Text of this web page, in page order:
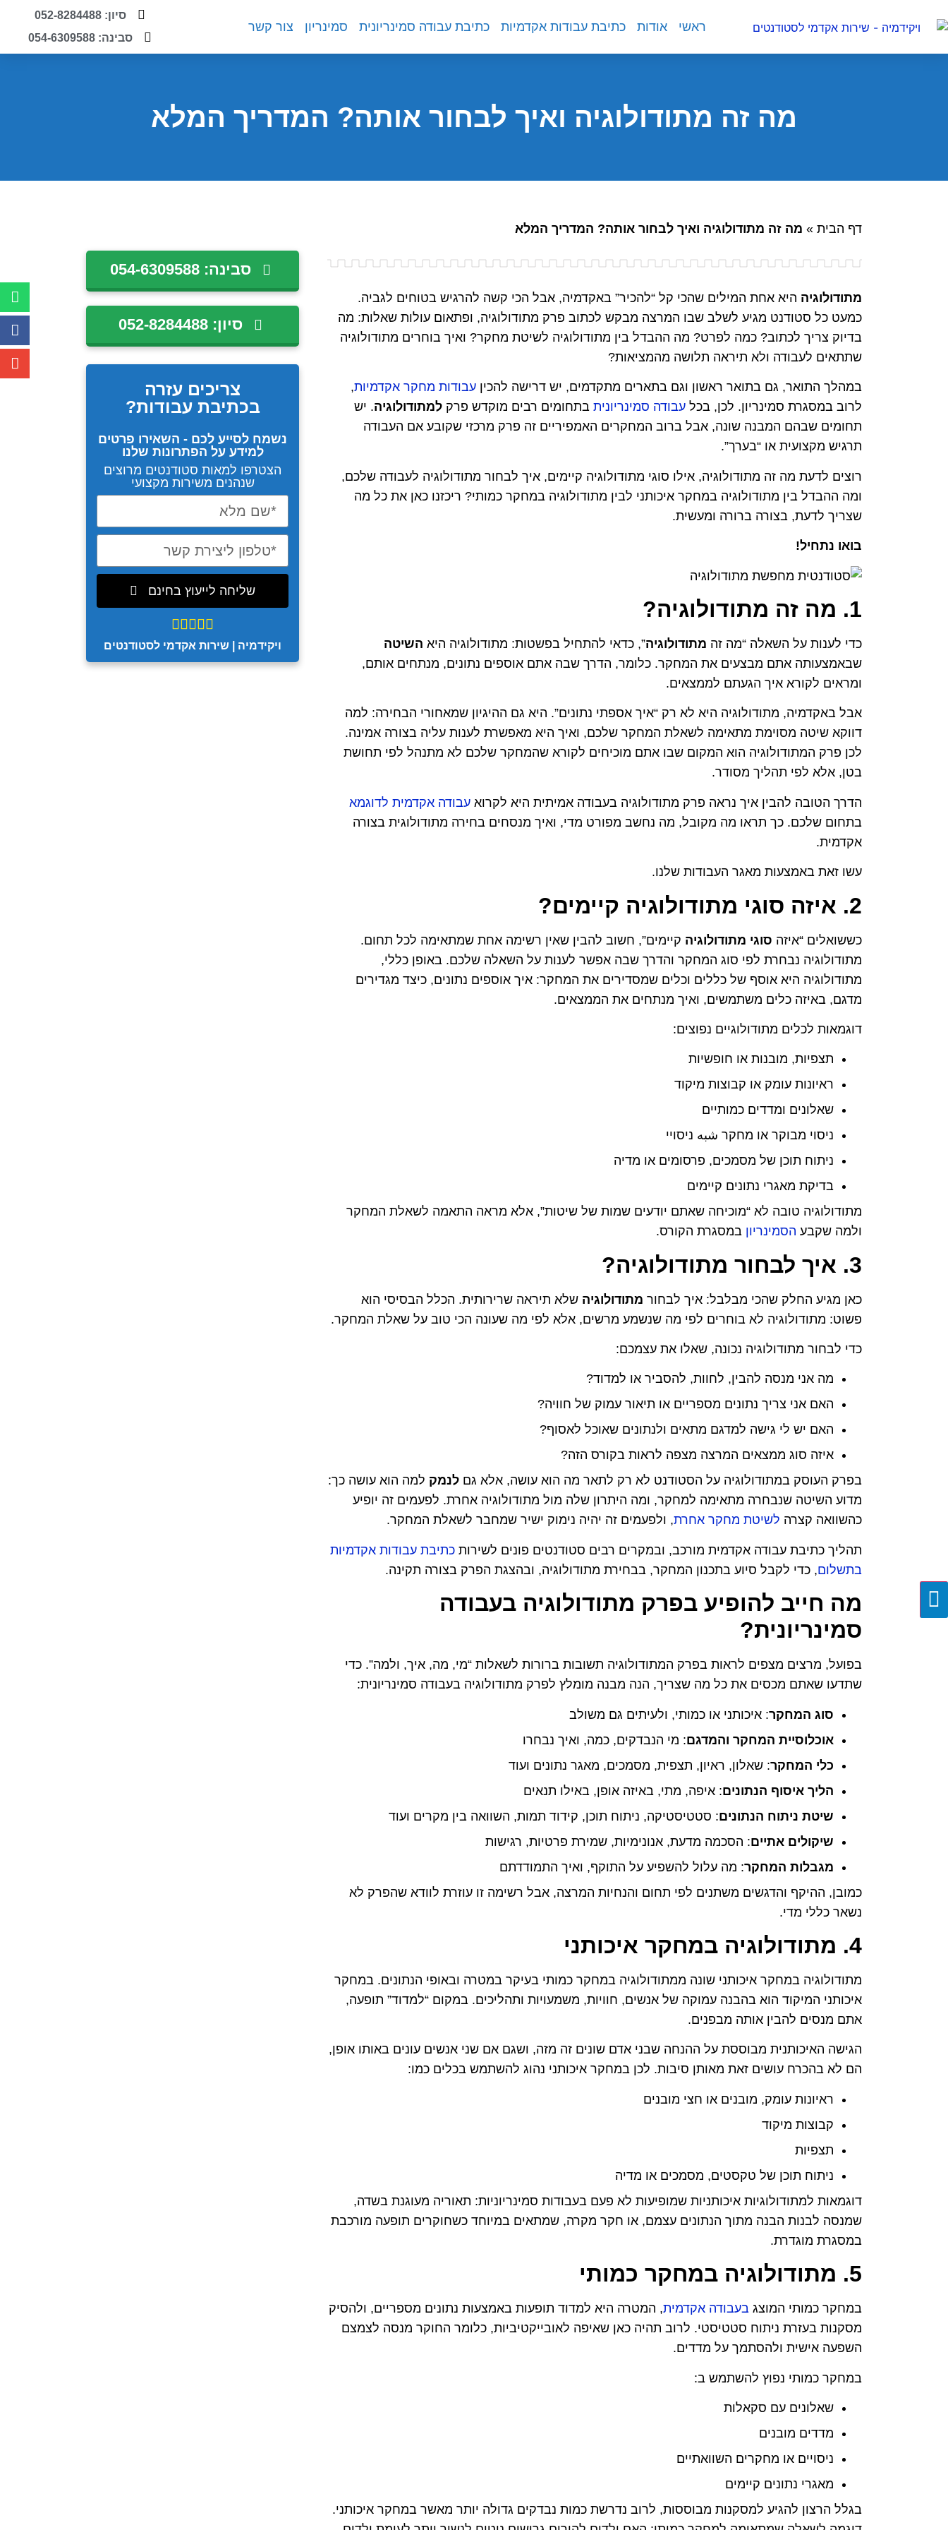
ראשי אודות כתיבת עבודות אקדמיות כתיבת עבודה סמינריונית סמינריון צור קשר
סיון: 052-8284488
סבינה: 054-6309588
מה זה מתודולוגיה ואיך לבחור אותה? המדריך המלא
דף הבית » מה זה מתודולוגיה ואיך לבחור אותה? המדריך המלא
מתודולוגיה היא אחת המילים שהכי קל “להכיר” באקדמיה, אבל הכי קשה להרגיש בטוחים לגביה.
כמעט כל סטודנט מגיע לשלב שבו המרצה מבקש לכתוב פרק מתודולוגיה, ופתאום עולות שאלות: מה
בדיוק צריך לכתוב? כמה לפרט? מה ההבדל בין מתודולוגיה לשיטת מחקר? ואיך בוחרים מתודולוגיה
שתתאים לעבודה ולא תיראה תלושה מהמציאות?
במהלך התואר, גם בתואר ראשון וגם בתארים מתקדמים, יש דרישה להכין עבודות מחקר אקדמיות,
לרוב במסגרת סמינריון. לכן, בכל עבודה סמינריונית בתחומים רבים מוקדש פרק למתודולוגיה. יש
תחומים שבהם המבנה שונה, אבל ברוב המחקרים האמפיריים זה פרק מרכזי שקובע אם העבודה
תרגיש מקצועית או “בערך”.
רוצים לדעת מה זה מתודולוגיה, אילו סוגי מתודולוגיה קיימים, איך לבחור מתודולוגיה לעבודה שלכם,
ומה ההבדל בין מתודולוגיה במחקר איכותני לבין מתודולוגיה במחקר כמותי? ריכזנו כאן את כל מה
שצריך לדעת, בצורה ברורה ומעשית.
בואו נתחיל!
1. מה זה מתודולוגיה?
כדי לענות על השאלה “מה זה מתודולוגיה”, כדאי להתחיל בפשטות: מתודולוגיה היא השיטה
שבאמצעותה אתם מבצעים את המחקר. כלומר, הדרך שבה אתם אוספים נתונים, מנתחים אותם,
ומראים לקורא איך הגעתם לממצאים.
אבל באקדמיה, מתודולוגיה היא לא רק “איך אספתי נתונים”. היא גם ההיגיון שמאחורי הבחירה: למה
דווקא שיטה מסוימת מתאימה לשאלת המחקר שלכם, ואיך היא מאפשרת לענות עליה בצורה אמינה.
לכן פרק המתודולוגיה הוא המקום שבו אתם מוכיחים לקורא שהמחקר שלכם לא מתנהל לפי תחושת
בטן, אלא לפי תהליך מסודר.
הדרך הטובה להבין איך נראה פרק מתודולוגיה בעבודה אמיתית היא לקרוא עבודה אקדמית לדוגמא
בתחום שלכם. כך תראו מה מקובל, מה נחשב מפורט מדי, ואיך מנסחים בחירה מתודולוגית בצורה
אקדמית.
עשו זאת באמצעות מאגר העבודות שלנו.
2. איזה סוגי מתודולוגיה קיימים?
כששואלים “איזה סוגי מתודולוגיה קיימים”, חשוב להבין שאין רשימה אחת שמתאימה לכל תחום.
מתודולוגיה נבחרת לפי סוג המחקר והדרך שבה אפשר לענות על השאלה שלכם. באופן כללי,
מתודולוגיה היא אוסף של כללים וכלים שמסדירים את המחקר: איך אוספים נתונים, כיצד מגדירים
מדגם, באיזה כלים משתמשים, ואיך מנתחים את הממצאים.
דוגמאות לכלים מתודולוגיים נפוצים:
תצפיות, מובנות או חופשיות
ראיונות עומק או קבוצות מיקוד
שאלונים ומדדים כמותיים
ניסוי מבוקר או מחקר شبه ניסויי
ניתוח תוכן של מסמכים, פרסומים או מדיה
בדיקת מאגרי נתונים קיימים
מתודולוגיה טובה לא “מוכיחה שאתם יודעים שמות של שיטות”, אלא מראה התאמה לשאלת המחקר
ולמה שקבע הסמינריון במסגרת הקורס.
3. איך לבחור מתודולוגיה?
כאן מגיע החלק שהכי מבלבל: איך לבחור מתודולוגיה שלא תיראה שרירותית. הכלל הבסיסי הוא
פשוט: מתודולוגיה לא בוחרים לפי מה שנשמע מרשים, אלא לפי מה שעונה הכי טוב על שאלת המחקר.
כדי לבחור מתודולוגיה נכונה, שאלו את עצמכם:
מה אני מנסה להבין, לחוות, להסביר או למדוד?
האם אני צריך נתונים מספריים או תיאור עמוק של חוויה?
האם יש לי גישה למדגם מתאים ולנתונים שאוכל לאסוף?
איזה סוג ממצאים המרצה מצפה לראות בקורס הזה?
בפרק העוסק במתודולוגיה על הסטודנט לא רק לתאר מה הוא עושה, אלא גם לנמק למה הוא עושה כך:
מדוע השיטה שנבחרה מתאימה למחקר, ומה היתרון שלה מול מתודולוגיה אחרת. לפעמים זה יופיע
כהשוואה קצרה לשיטת מחקר אחרת, ולפעמים זה יהיה נימוק ישיר שמחבר לשאלת המחקר.
תהליך כתיבת עבודה אקדמית מורכב, ובמקרים רבים סטודנטים פונים לשירות כתיבת עבודות אקדמיות
בתשלום, כדי לקבל סיוע בתכנון המחקר, בבחירת מתודולוגיה, ובהצגת הפרק בצורה תקינה.
מה חייב להופיע בפרק מתודולוגיה בעבודה
סמינריונית?
בפועל, מרצים מצפים לראות בפרק המתודולוגיה תשובות ברורות לשאלות “מי, מה, איך, ולמה”. כדי
שתדעו שאתם מכסים את כל מה שצריך, הנה מבנה מומלץ לפרק מתודולוגיה בעבודה סמינריונית:
סוג המחקר: איכותני או כמותי, ולעיתים גם משולב
אוכלוסיית המחקר והמדגם: מי הנבדקים, כמה, ואיך נבחרו
כלי המחקר: שאלון, ראיון, תצפית, מסמכים, מאגר נתונים ועוד
הליך איסוף הנתונים: איפה, מתי, באיזה אופן, באילו תנאים
שיטת ניתוח הנתונים: סטטיסטיקה, ניתוח תוכן, קידוד תמות, השוואה בין מקרים ועוד
שיקולים אתיים: הסכמה מדעת, אנונימיות, שמירת פרטיות, רגישות
מגבלות המחקר: מה עלול להשפיע על התוקף, ואיך התמודדתם
כמובן, ההיקף והדגשים משתנים לפי תחום והנחיות המרצה, אבל רשימה זו עוזרת לוודא שהפרק לא
נשאר כללי מדי.
4. מתודולוגיה במחקר איכותני
מתודולוגיה במחקר איכותני שונה ממתודולוגיה במחקר כמותי בעיקר במטרה ובאופי הנתונים. במחקר
איכותני המיקוד הוא בהבנה עמוקה של אנשים, חוויות, משמעויות ותהליכים. במקום “למדוד” תופעה,
אתם מנסים להבין אותה מבפנים.
הגישה האיכותנית מבוססת על ההנחה שבני אדם שונים זה מזה, ושגם אם שני אנשים עונים באותו אופן,
הם לא בהכרח עושים זאת מאותן סיבות. לכן במחקר איכותני נהוג להשתמש בכלים כמו:
ראיונות עומק, מובנים או חצי מובנים
קבוצות מיקוד
תצפיות
ניתוח תוכן של טקסטים, מסמכים או מדיה
דוגמאות למתודולוגיות איכותניות שמופיעות לא פעם בעבודות סמינריוניות: תאוריה מעוגנת בשדה,
שמנסה לבנות הבנה מתוך הנתונים עצמם, או חקר מקרה, שמתאים במיוחד כשחוקרים תופעה מורכבת
במסגרת מוגדרת.
5. מתודולוגיה במחקר כמותי
במחקר כמותי המוצג בעבודה אקדמית, המטרה היא למדוד תופעות באמצעות נתונים מספריים, ולהסיק
מסקנות בעזרת ניתוח סטטיסטי. לרוב תהיה כאן שאיפה לאובייקטיביות, כלומר החוקר מנסה לצמצם
השפעה אישית ולהסתמך על מדדים.
במחקר כמותי נפוץ להשתמש ב:
שאלונים עם סקאלות
מדדים מובנים
ניסויים או מחקרים השוואתיים
מאגרי נתונים קיימים
בגלל הרצון להגיע למסקנות מבוססות, לרוב נדרשת כמות נבדקים גדולה יותר מאשר במחקר איכותני.
סבינה: 054-6309588
סיון: 052-8284488
צריכים עזרה
בכתיבת עבודות?
נשמח לסייע לכם - השאירו פרטים
למידע על הפתרונות שלנו
הצטרפו למאות סטודנטים מרוצים
שנהנים משירות מקצועי
שליחה לייעוץ בחינם





ויקידמיה | שירות אקדמי לסטודנטים